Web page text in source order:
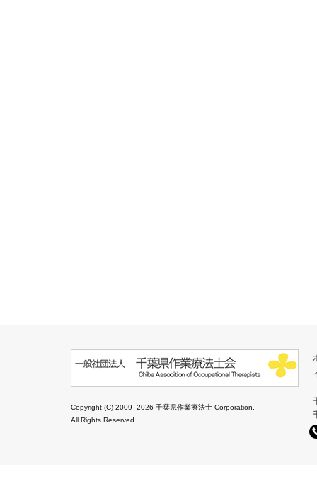
Copyright (C) 2009–2026 千葉県作業療法士 Corporation.
All Rights Reserved.